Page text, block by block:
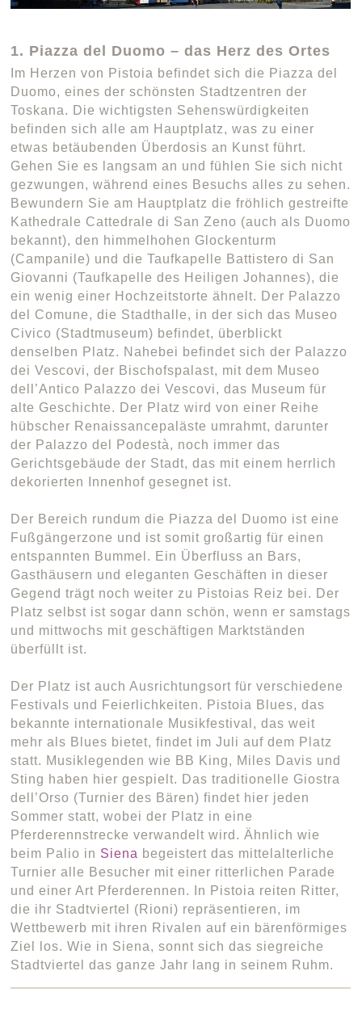
1. Piazza del Duomo – das Herz des Ortes
Im Herzen von Pistoia befindet sich die Piazza del
Duomo, eines der schönsten Stadtzentren der
Toskana. Die wichtigsten Sehenswürdigkeiten
befinden sich alle am Hauptplatz, was zu einer
etwas betäubenden Überdosis an Kunst führt.
Gehen Sie es langsam an und fühlen Sie sich nicht
gezwungen, während eines Besuchs alles zu sehen.
Bewundern Sie am Hauptplatz die fröhlich gestreifte
Kathedrale Cattedrale di San Zeno (auch als Duomo
bekannt), den himmelhohen Glockenturm
(Campanile) und die Taufkapelle Battistero di San
Giovanni (Taufkapelle des Heiligen Johannes), die
ein wenig einer Hochzeitstorte ähnelt. Der Palazzo
del Comune, die Stadthalle, in der sich das Museo
Civico (Stadtmuseum) befindet, überblickt
denselben Platz. Nahebei befindet sich der Palazzo
dei Vescovi, der Bischofspalast, mit dem Museo
dell’Antico Palazzo dei Vescovi, das Museum für
alte Geschichte. Der Platz wird von einer Reihe
hübscher Renaissancepaläste umrahmt, darunter
der Palazzo del Podestà, noch immer das
Gerichtsgebäude der Stadt, das mit einem herrlich
dekorierten Innenhof gesegnet ist.
Der Bereich rundum die Piazza del Duomo ist eine
Fußgängerzone und ist somit großartig für einen
entspannten Bummel. Ein Überfluss an Bars,
Gasthäusern und eleganten Geschäften in dieser
Gegend trägt noch weiter zu Pistoias Reiz bei. Der
Platz selbst ist sogar dann schön, wenn er samstags
und mittwochs mit geschäftigen Marktständen
überfüllt ist.
Der Platz ist auch Ausrichtungsort für verschiedene
Festivals und Feierlichkeiten. Pistoia Blues, das
bekannte internationale Musikfestival, das weit
mehr als Blues bietet, findet im Juli auf dem Platz
statt. Musiklegenden wie BB King, Miles Davis und
Sting haben hier gespielt. Das traditionelle Giostra
dell’Orso (Turnier des Bären) findet hier jeden
Sommer statt, wobei der Platz in eine
Pferderennstrecke verwandelt wird. Ähnlich wie
beim Palio in Siena begeistert das mittelalterliche
Turnier alle Besucher mit einer ritterlichen Parade
und einer Art Pferderennen. In Pistoia reiten Ritter,
die ihr Stadtviertel (Rioni) repräsentieren, im
Wettbewerb mit ihren Rivalen auf ein bärenförmiges
Ziel los. Wie in Siena, sonnt sich das siegreiche
Stadtviertel das ganze Jahr lang in seinem Ruhm.